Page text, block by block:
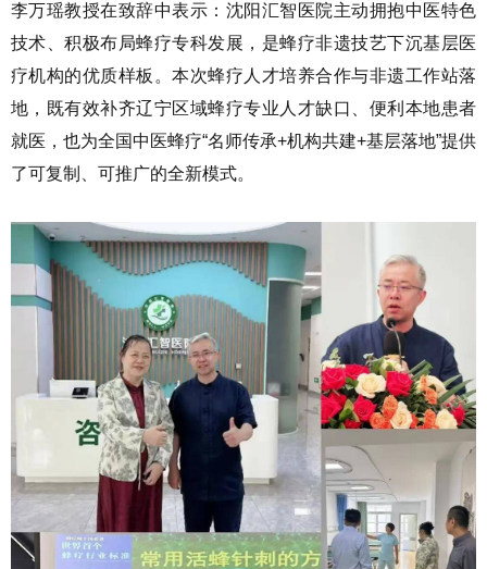
李万瑶教授在致辞中表示：沈阳汇智医院主动拥抱中医特色
技术、积极布局蜂疗专科发展，是蜂疗非遗技艺下沉基层医
疗机构的优质样板。本次蜂疗人才培养合作与非遗工作站落
地，既有效补齐辽宁区域蜂疗专业人才缺口、便利本地患者
就医，也为全国中医蜂疗“名师传承+机构共建+基层落地”提供
了可复制、可推广的全新模式。